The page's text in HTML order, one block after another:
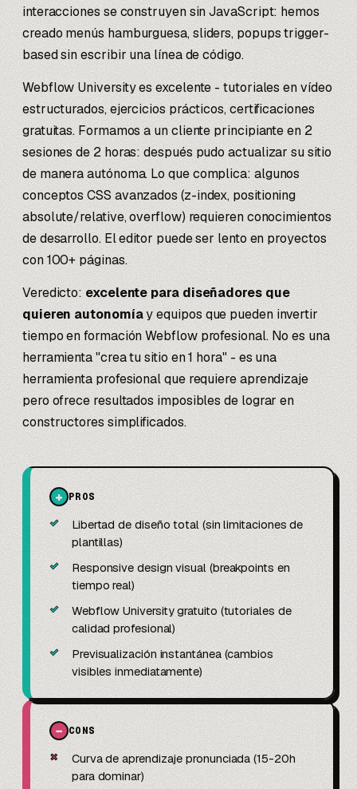
interacciones se construyen sin JavaScript: hemos
creado menús hamburguesa, sliders, popups trigger-
based sin escribir una línea de código.
Webflow University es excelente - tutoriales en vídeo
estructurados, ejercicios prácticos, certificaciones
gratuitas. Formamos a un cliente principiante en 2
sesiones de 2 horas: después pudo actualizar su sitio
de manera autónoma. Lo que complica: algunos
conceptos CSS avanzados (z-index, positioning
absolute/relative, overflow) requieren conocimientos
de desarrollo. El editor puede ser lento en proyectos
con 100+ páginas.
Veredicto:excelente para diseñadores que
quieren autonomíay equipos que pueden invertir
tiempo en formación Webflow profesional. No es una
herramienta "crea tu sitio en 1 hora" - es una
herramienta profesional que requiere aprendizaje
pero ofrece resultados imposibles de lograr en
constructores simplificados.
+ PROS
✓
Libertad de diseño total (sin limitaciones de
plantillas)
✓
Responsive design visual (breakpoints en
tiempo real)
✓
Webflow University gratuito (tutoriales de
calidad profesional)
✓
Previsualización instantánea (cambios
visibles inmediatamente)
− CONS
✗
Curva de aprendizaje pronunciada (15-20h
para dominar)